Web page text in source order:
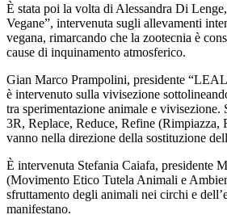
È stata poi la volta di Alessandra Di
Vegane”, intervenuta sugli allevamenti
vegana, rimarcando che la zootecnia è
cause di inquinamento atmosferico.
Gian Marco Prampolini, presidente
è intervenuto sulla vivisezione
tra sperimentazione animale e vivisezione.
3R, Replace, Reduce, Refine
vanno nella direzione della sostituzione
È intervenuta Stefania Caiafa, presidente
(Movimento Etico Tutela Animali e
sfruttamento degli animali nei circhi e
manifestano.